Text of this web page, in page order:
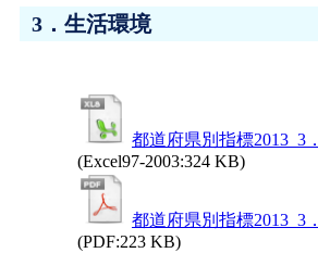
3．生活環境
都道府県別指標2013_3
(Excel97-2003:324 KB)
都道府県別指標2013_3
(PDF:223 KB)